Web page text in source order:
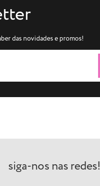
das novidades e promos!
siga-nos nas redes!